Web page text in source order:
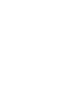
(binnen 2
2 kilometer
(binnen 100
(Manises) ( >